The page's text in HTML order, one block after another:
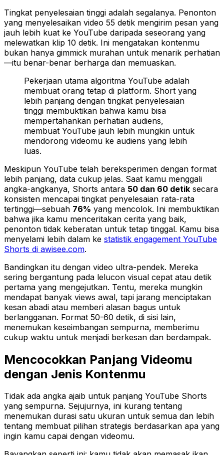
Tingkat penyelesaian tinggi adalah segalanya. Penonton
yang menyelesaikan video 55 detik mengirim pesan yang
jauh lebih kuat ke YouTube daripada seseorang yang
melewatkan klip 10 detik. Ini mengatakan kontenmu
bukan hanya gimmick murahan untuk menarik perhatian
—itu benar-benar berharga dan memuaskan.
Pekerjaan utama algoritma YouTube adalah
membuat orang tetap di platform. Short yang
lebih panjang dengan tingkat penyelesaian
tinggi membuktikan bahwa kamu bisa
mempertahankan perhatian audiens,
membuat YouTube jauh lebih mungkin untuk
mendorong videomu ke audiens yang lebih
luas.
Meskipun YouTube telah bereksperimen dengan format
lebih panjang, data cukup jelas. Saat kamu menggali
angka-angkanya, Shorts antara 50 dan 60 detik secara
konsisten mencapai tingkat penyelesaian rata-rata
tertinggi—sebuah 76% yang mencolok. Ini membuktikan
bahwa jika kamu menceritakan cerita yang baik,
penonton tidak keberatan untuk tetap tinggal. Kamu bisa
menyelami lebih dalam ke statistik engagement YouTube
Shorts di awisee.com.
Bandingkan itu dengan video ultra-pendek. Mereka
sering bergantung pada lelucon visual cepat atau detik
pertama yang mengejutkan. Tentu, mereka mungkin
mendapat banyak views awal, tapi jarang menciptakan
kesan abadi atau memberi alasan bagus untuk
berlangganan. Format 50-60 detik, di sisi lain,
menemukan keseimbangan sempurna, memberimu
cukup waktu untuk menjadi berkesan dan berdampak.
Mencocokkan Panjang Videomu
dengan Jenis Kontenmu
Tidak ada angka ajaib untuk panjang YouTube Shorts
yang sempurna. Sejujurnya, ini kurang tentang
menemukan durasi satu ukuran untuk semua dan lebih
tentang membuat pilihan strategis berdasarkan apa yang
ingin kamu capai dengan videomu.